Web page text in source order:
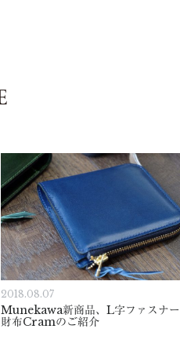
2018.08.07
Munekawa新商品、L字ファスナー
財布Cramのご紹介